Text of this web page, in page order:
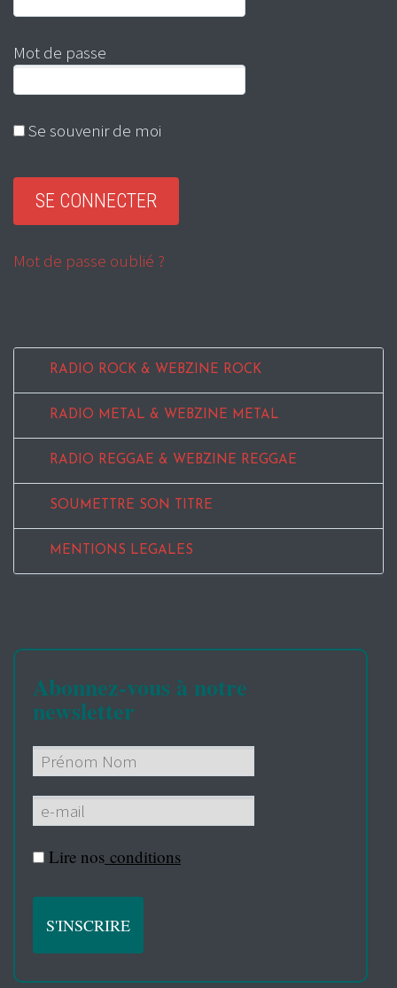
Mot de passe
Se souvenir de moi
Mot de passe oublié ?
RADIO ROCK & WEBZINE ROCK
RADIO METAL & WEBZINE METAL
RADIO REGGAE & WEBZINE REGGAE
SOUMETTRE SON TITRE
MENTIONS LEGALES
Abonnez-vous à notre
newsletter
Lire nos conditions